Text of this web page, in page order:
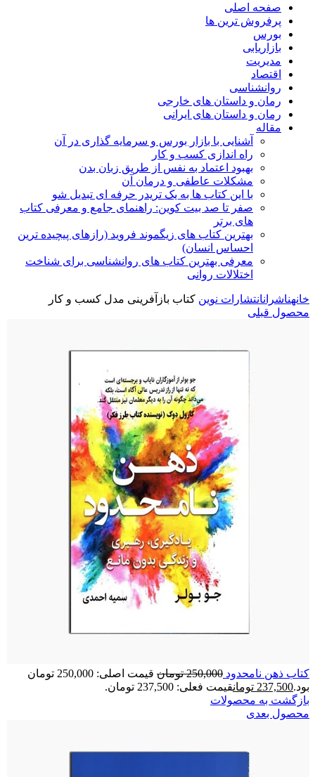
صفحه اصلی
پرفروش ترین ها
بورس
بازاریابی
مدیریت
اقتصاد
روانشناسی
رمان و داستان های خارجی
رمان و داستان های ایرانی
مقاله
آشنایی با بازار بورس و سرمایه گذاری در آن
راه اندازی کسب و کار
بهبود اعتماد به نفس از طریق زبان بدن
مشکلات عاطفی و درمان آن
با این کتاب ها به یک تریدر حرفه ای تبدیل شو
صفر تا صد بیت کوین: راهنمای جامع و معرفی کتاب
های برتر
بهترین کتاب های زیگموند فروید (رازهای پیچیده ترین
احساس انسان)
معرفی بهترین کتاب های روانشناسی برای شناخت
اختلالات روانی
خانهناشرانانتشارات نوین کتاب بازآفرینی مدل کسب و کار
محصول قبلی
کتاب ذهن نامحدود 250,000 تومان
قیمت اصلی: 250,000 تومان
بود.237,500 تومانقیمت فعلی: 237,500 تومان.
بازگشت به محصولات
محصول بعدی